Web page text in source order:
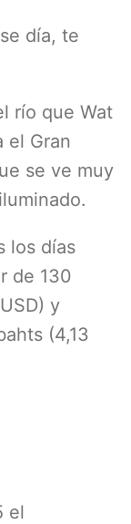
día, te
río que Wat
el Gran
se ve muy
los días
de 130
y
(4,13
el